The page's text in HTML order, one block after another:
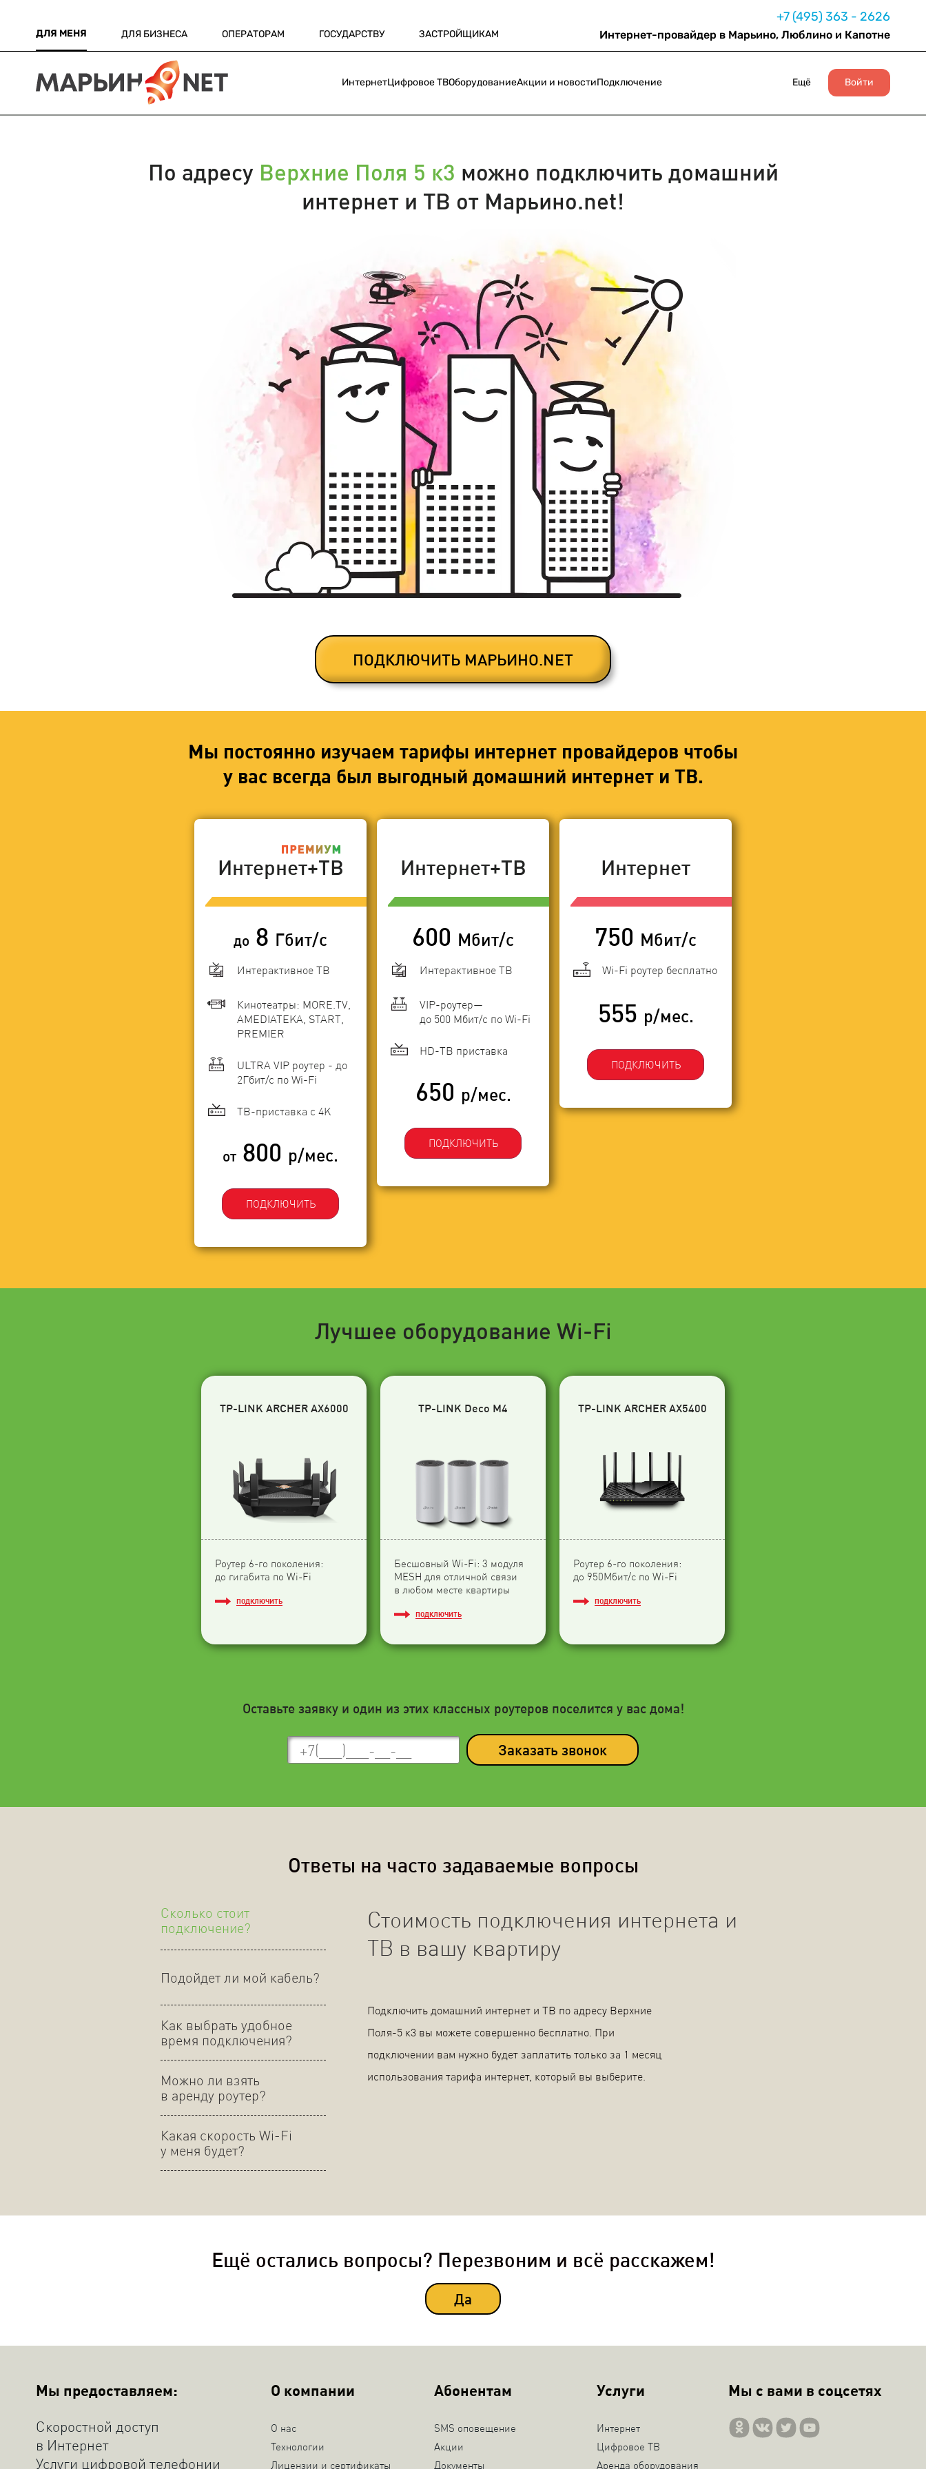
ДЛЯ МЕНЯ ДЛЯ БИЗНЕСА ОПЕРАТОРАМ ГОСУДАРСТВУ ЗАСТРОЙЩИКАМ
+7 (495) 363 - 2626
Интернет-провайдер в Марьино, Люблино и Капотне
ИнтернетЦифровое ТВОборудованиеАкции и новостиПодключение Ещё Войти
По адресу Верхние Поля 5 к3 можно подключить домашний
интернет и ТВ от Марьино.net!
ПОДКЛЮЧИТЬ МАРЬИНО.NET
Мы постоянно изучаем тарифы интернет провайдеров чтобы
у вас всегда был выгодный домашний интернет и ТВ.
Интернет+ТВ
до 8 Гбит/с
Интерактивное ТВ
Кинотеатры: MORE.TV,
AMEDIATEKA, START,
PREMIER
ULTRA VIP роутер - до
2Гбит/c по Wi-Fi
ТВ-приставка с 4K
от 800 р/мес.
ПОДКЛЮЧИТЬ
Интернет+ТВ
600 Мбит/с
Интерактивное ТВ
VIP-роутер—
до 500 Мбит/с по Wi-Fi
HD-ТВ приставка
650 р/мес.
ПОДКЛЮЧИТЬ
Интернет
750 Мбит/с
Wi-Fi роутер бесплатно
555 р/мес.
ПОДКЛЮЧИТЬ
Лучшее оборудование Wi-Fi
TP-LINK ARCHER AX6000
Роутер 6-го поколения:
до гигабита по Wi-Fi
ПОДКЛЮЧИТЬ
TP-LINK Deco M4
Бесшовный Wi-Fi: 3 модуля
МESH для отличной связи
в любом месте квартиры
ПОДКЛЮЧИТЬ
TP-LINK ARCHER AX5400
Роутер 6-го поколения:
до 950Мбит/с по Wi-Fi
ПОДКЛЮЧИТЬ
Оставьте заявку и один из этих классных роутеров поселится у вас дома!
Заказать звонок
Ответы на часто задаваемые вопросы
Сколько стоит
подключение?
Подойдет ли мой кабель?
Как выбрать удобное
время подключения?
Можно ли взять
в аренду роутер?
Какая скорость Wi-Fi
у меня будет?
Стоимость подключения интернета и
ТВ в вашу квартиру
Подключить домашний интернет и ТВ по адресу Верхние
Поля-5 к3 вы можете совершенно бесплатно. При
подключении вам нужно будет заплатить только за 1 месяц
использования тарифа интернет, который вы выберите.
Ещё остались вопросы? Перезвоним и всё расскажем!
Да
Мы предоставляем:
Скоростной доступ
в Интернет
Услуги цифровой телефонии
О компании
О нас
Технологии
Лицензии и сертификаты
Абонентам
SMS оповещение
Акции
Документы
Услуги
Интернет
Цифровое ТВ
Аренда оборудования
Мы с вами в соцсетях